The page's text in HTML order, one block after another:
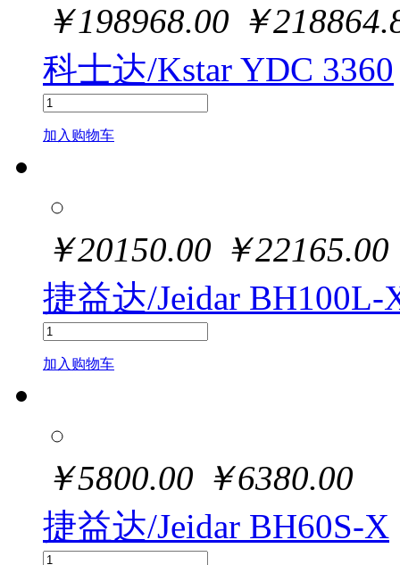
￥198968.00 ￥
科士达/Kstar YDC 3360
加入购物车
￥20150.00 ￥22165.00
捷益达/Jeidar BH100L-
加入购物车
￥5800.00 ￥6380.00
捷益达/Jeidar BH60S-X